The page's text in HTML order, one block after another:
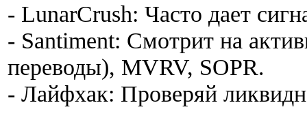
- LunarCrush: Часто дает
- Santiment: Смотрит на
переводы), MVRV, SOPR.
- Лайфхак: Проверяй